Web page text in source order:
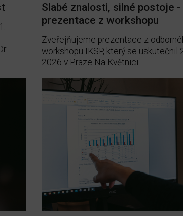
Slabé znalosti, silné postoje -
prezentace z workshopu
Zveřejňujeme prezentace z
workshopu IKSP, který se uskutečnil
2026 v Praze Na Květnici.